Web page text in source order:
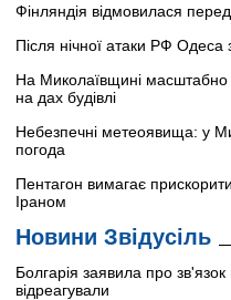
Фінляндія відмовилася
Після нічної атаки РФ Одеса
На Миколаївщині масштабно
на дах будівлі
Небезпечні метеоявища: у
погода
Пентагон вимагає
Іраном
Новини Звідусіль
Болгарія заявила про
відреагували